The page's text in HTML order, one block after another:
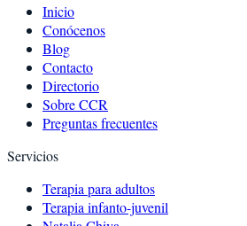
Inicio
Conócenos
Blog
Contacto
Directorio
Sobre CCR
Preguntas frecuentes
Servicios
Terapia para adultos
Terapia infanto-juvenil